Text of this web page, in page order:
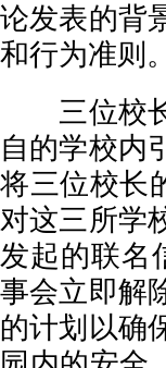
论发表的背
和行为准则。
三位校长
自的学校内
将三位校长
对这三所学
发起的联名
事会立即解
的计划以确